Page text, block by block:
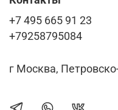
+7 495 665 91 23
+79258795084
г Москва,